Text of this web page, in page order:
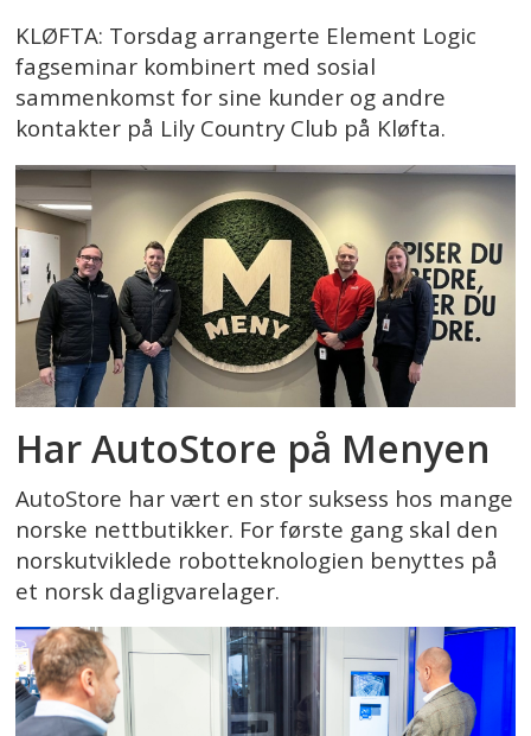
KLØFTA: Torsdag arrangerte Element Logic
fagseminar kombinert med sosial
sammenkomst for sine kunder og andre
kontakter på Lily Country Club på Kløfta.
Har AutoStore på Menyen
AutoStore har vært en stor suksess hos mange
norske nettbutikker. For første gang skal den
norskutviklede robotteknologien benyttes på
et norsk dagligvarelager.